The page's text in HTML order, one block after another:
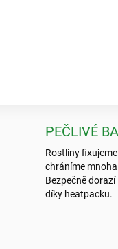
PEČLIVÉ
Rostliny
chráníme
Bezpečně dorazí
díky heatpacku.